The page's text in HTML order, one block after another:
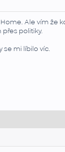
Ale vím že
politiky.
se mi líbilo víc.